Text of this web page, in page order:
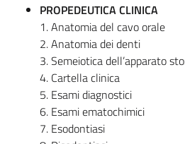
PROPEDEUTICA CLINICA
1. Anatomia del cavo orale
2. Anatomia dei denti
3. Semeiotica dell’apparato
4. Cartella clinica
5. Esami diagnostici
6. Esami ematochimici
7. Esodontiasi